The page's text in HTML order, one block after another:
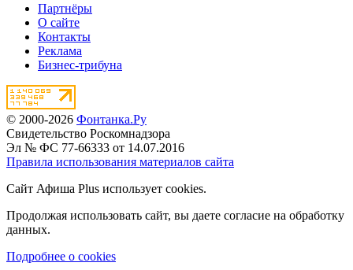
Партнёры
О сайте
Контакты
Реклама
Бизнес-трибуна
© 2000-2026 Фонтанка.Ру
Свидетельство Роскомнадзора
Эл № ФС 77-66333 от 14.07.2016
Правила использования материалов сайта
Сайт Афиша Plus использует cookies.
Продолжая использовать сайт, вы даете согласие на обработку
данных.
Подробнее о cookies